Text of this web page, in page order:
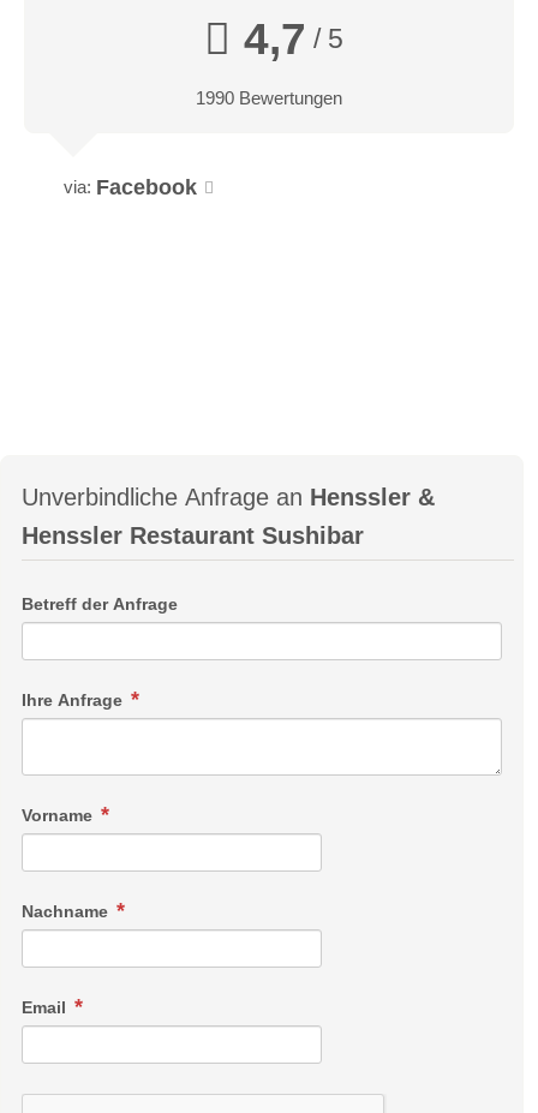
4,7 / 5
1990 Bewertungen
via: Facebook
Unverbindliche Anfrage an Henssler &
Henssler Restaurant Sushibar
Betreff der Anfrage
Ihre Anfrage
Vorname
Nachname
Email